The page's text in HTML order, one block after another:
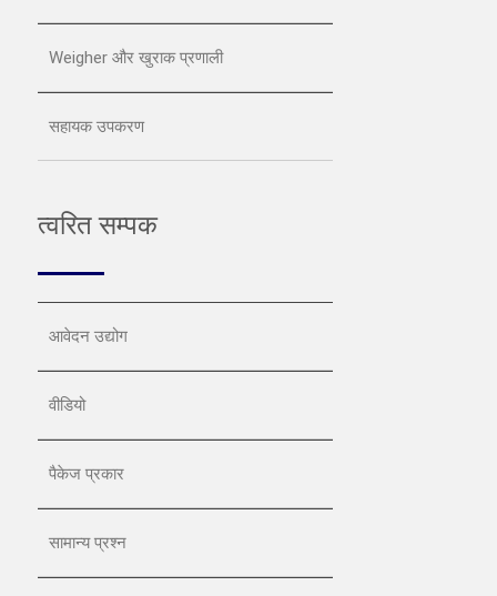
Weigher और खुराक प्रणाली
सहायक उपकरण
त्वरित सम्पक
आवेदन उद्योग
वीडियो
पैकेज प्रकार
सामान्य प्रश्न